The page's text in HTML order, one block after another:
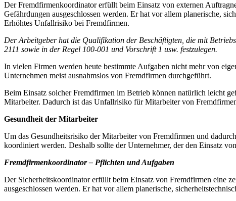
Der Fremdfirmenkoordinator erfüllt beim Einsatz von externen
Gefährdungen ausgeschlossen werden. Er hat vor allem planerische,
Erhöhtes Unfallrisiko bei Fremdfirmen.
Der Arbeitgeber hat die Qualifikation der Beschäftigten, die mit
2111 sowie in der Regel 100-001 und Vorschrift 1 usw. festzulegen.
In vielen Firmen werden heute bestimmte Aufgaben nicht mehr von
Unternehmen meist ausnahmslos von Fremdfirmen durchgeführt.
Beim Einsatz solcher Fremdfirmen im Betrieb können natürlich leicht
Mitarbeiter. Dadurch ist das Unfallrisiko für Mitarbeiter von
Gesundheit der Mitarbeiter
Um das Gesundheitsrisiko der Mitarbeiter von Fremdfirmen und
koordiniert werden. Deshalb sollte der Unternehmer, der den Einsatz
Fremdfirmenkoordinator – Pflichten und Aufgaben
Der Sicherheitskoordinator erfüllt beim Einsatz von Fremdfirmen eine
ausgeschlossen werden. Er hat vor allem planerische,